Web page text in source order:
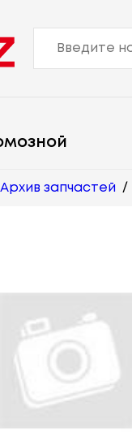
Архив запчастей /